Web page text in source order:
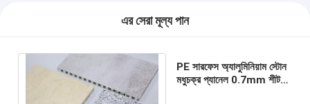
এর সেরা মূল্য পান
PE সারফেস অ্যালুমিনিয়াম স্টোন
মধুচক্র প্যানেল 0.7mm শীট